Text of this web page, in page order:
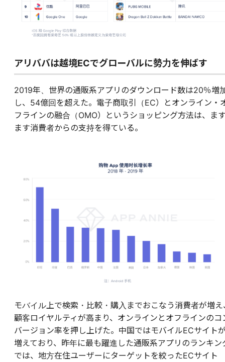
アリババは越境ECでグローバルに勢力を伸ばす
2019年、世界の通販系アプリのダウンロード数は20％増
し、54億回を超えた。電子商取引（EC）とオンライン・
フラインの融合（OMO）というショッピング方法は、ま
ます消費者からの支持を得ている。
モバイル上で検索・比較・購入までおこなう消費者が増え
顧客ロイヤルティが高まり、オンラインとオフラインのコ
バージョン率を押し上げた。中国ではモバイルECサイト
増えており、昨年に最も躍進した通販系アプリのランキン
では、地方在住ユーザーにターゲットを絞ったECサイト